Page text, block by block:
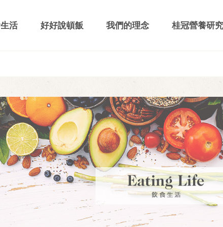
活 好好說頓飯 我們的理念 桂冠營養研